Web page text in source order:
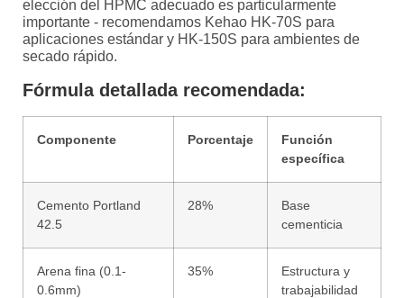
elección del HPMC adecuado es particularmente
importante - recomendamos Kehao HK-70S para
aplicaciones estándar y HK-150S para ambientes de
secado rápido.
Fórmula detallada recomendada:
Componente Porcentaje
Función
específica
Cemento Portland
42.5
28%
Base
cementicia
Arena fina (0.1-
0.6mm)
35%
Estructura y
trabajabilidad